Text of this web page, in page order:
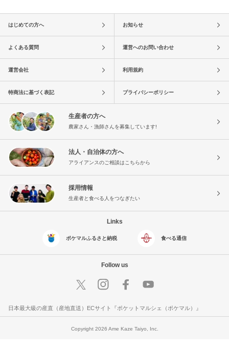
はじめての方へ お知らせ
よくある質問 運営へのお問い合わせ
運営会社 利用規約
特商法に基づく表記 プライバシーポリシー
生産者の方へ
農家さん・漁師さんを募集しています!
法人・自治体の方へ
アライアンスのご相談はこちらから
採用情報
生産者と食べる人をつなぎたい
Links
ポケマルふるさと納税 食べる通信
Follow us
日本最大級の産直（産地直送）ECサイト『ポケットマルシェ（ポケマル）』
Copyright 2026 Ame Kaze Taiyo, Inc.